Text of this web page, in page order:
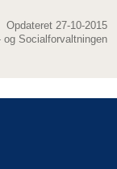
Opdateret 27-10-2015
Socialforvaltningen